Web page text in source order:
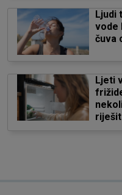
Ljudi
vode
čuva
Ljeti